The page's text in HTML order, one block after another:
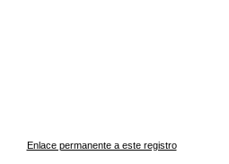
Enlace permanente a este registro